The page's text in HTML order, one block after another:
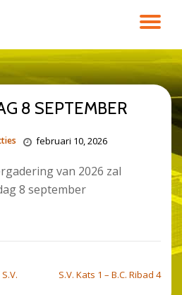
8 SEPTEMBER
februari 10, 2026
van 2026 zal
8 september
S.V. Kats 1 – B.C. Ribad 4